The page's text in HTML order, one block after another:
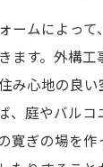
ームによっ
ます。外構
み心地の良
、庭やバルコ
寛ぎの場を